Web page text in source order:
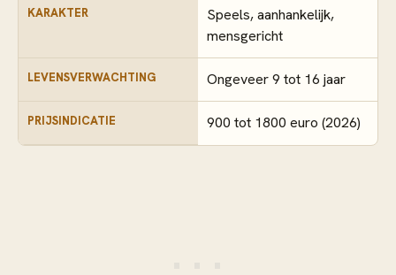
KARAKTER
Speels, aanhankelijk,
mensgericht
LEVENSVERWACHTING Ongeveer 9 tot 16 jaar
PRIJSINDICATIE 900 tot 1800 euro (2026)